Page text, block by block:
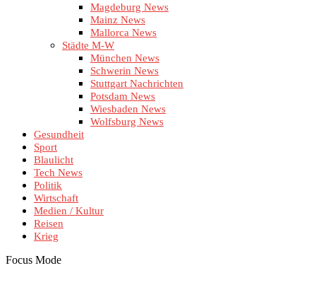
Magdeburg News
Mainz News
Mallorca News
Städte M-W
München News
Schwerin News
Stuttgart Nachrichten
Potsdam News
Wiesbaden News
Wolfsburg News
Gesundheit
Sport
Blaulicht
Tech News
Politik
Wirtschaft
Medien / Kultur
Reisen
Krieg
Focus Mode